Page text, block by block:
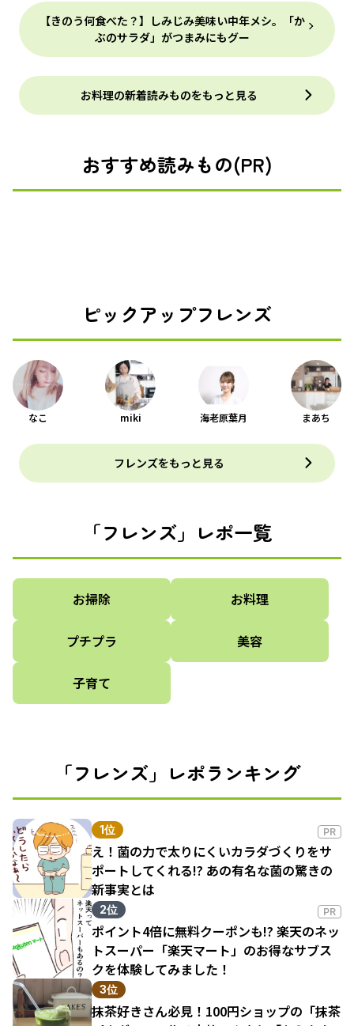
【きのう何食べた？】しみじみ美味い中年メシ。「か
ぶのサラダ」がつまみにもグー
お料理の新着読みものをもっと見る
おすすめ読みもの(PR)
ピックアップフレンズ
なこ miki 海老原葉月 まあち
フレンズをもっと見る
「フレンズ」レポ一覧
お掃除 お料理
プチプラ 美容
子育て
「フレンズ」レポランキング
1位 PR
え！菌の力で太りにくいカラダづくりをサ
ポートしてくれる!? あの有名な菌の驚きの
新事実とは
2位 PR
ポイント4倍に無料クーポンも!? 楽天のネッ
トスーパー「楽天マート」のお得なサブス
クを体験してみました！
3位
抹茶好きさん必見！100円ショップの「抹茶